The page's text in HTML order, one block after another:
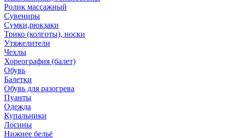
Ролик массажный
Сувениры
Сумки,рюкзаки
Трико (колготы), носки
Утяжелители
Чехлы
Хореография (балет)
Обувь
Балетки
Обувь для разогрева
Пуанты
Одежда
Купальники
Лосины
Нижнее бельё